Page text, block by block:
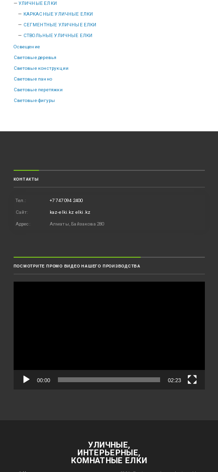
УЛИЧНЫЕ ЕЛКИ
КАРКАСНЫЕ УЛИЧНЫЕ ЕЛКИ
СЕГМЕНТНЫЕ УЛИЧНЫЕ ЕЛКИ
СТВОЛЬНЫЕ УЛИЧНЫЕ ЕЛКИ
Освещение
Световые деревья
Световые конструкции
Световые панно
Световые перетяжки
Световые фигуры
КОНТАКТЫ
Тел.: +7 747 094 2400
Сайт: kaz-elki.kz elki.kz
Адрес: Алматы, Байзакова 280
ПОСМОТРИТЕ ПРОМО ВИДЕО НАШЕГО ПРОИЗВОДСТВА
00:00 02:23
УЛИЧНЫЕ,
ИНТЕРЬЕРНЫЕ,
КОМНАТНЫЕ ЕЛКИ